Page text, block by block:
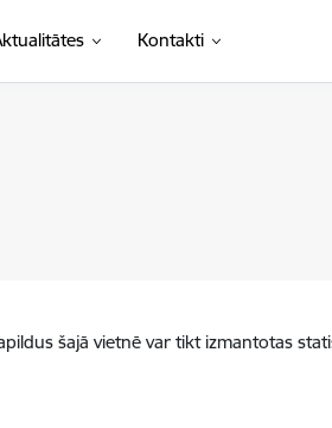
Kontakti
šajā vietnē var tikt izmantotas